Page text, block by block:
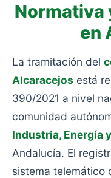
Normativa
en
La tramitación del
Alcaracejos está
390/2021 a nivel
comunidad
Industria, Energía
Andalucía. El
sistema telemático